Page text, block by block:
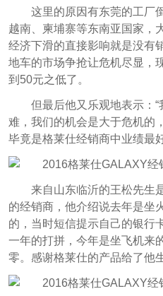
这里的原因有东莞的工厂
越南、柬埔寨等东南亚国家，
经济下滑的直接影响就是没有
地车的市场争抢让危机尽显，
到50元之低了。
但最后他又乐观地表示：
难，我们的机会是大于危机的
毕竟是格莱仕经销商中业绩最
来自山东临沂的王松先生
的经销商，他介绍说去年是坐
的，当时短信提示自己的银行
一年的打拼，今年是坐飞机来
零。感谢格莱仕的产品给了他